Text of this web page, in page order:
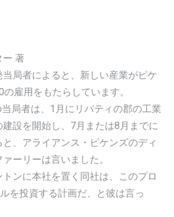
ー 著
当局者によると、新しい産業がピケ
雇用をもたらしています。
当局者は、1月にリバティの郡の工業
設を開始し、7月または8月までに
、アライアンス・ピケンズのディ
ーリーは言いました。
ンに本社を置く同社は、このプロ
を投資する計画だ、と彼は言っ